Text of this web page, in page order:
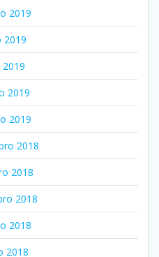
2019
2019
2019
2019
2019
2018
2018
2018
2018
2018